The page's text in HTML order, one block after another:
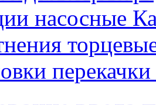
насосные